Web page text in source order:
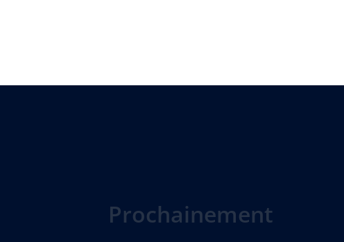
Prochainement